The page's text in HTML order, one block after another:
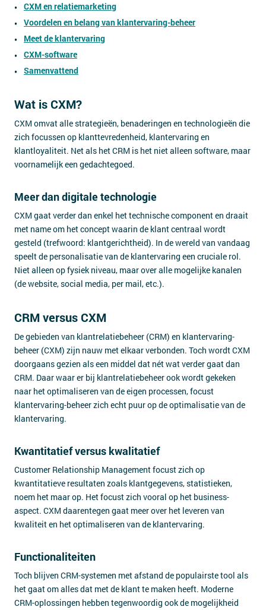
CXM en relatiemarketing
Voordelen en belang van klantervaring-beheer
Meet de klantervaring
CXM-software
Samenvattend
Wat is CXM?
CXM omvat alle strategieën, benaderingen en technologieën die
zich focussen op klanttevredenheid, klantervaring en
klantloyaliteit. Net als het CRM is het niet alleen software, maar
voornamelijk een gedachtegoed.
Meer dan digitale technologie
CXM gaat verder dan enkel het technische component en draait
met name om het concept waarin de klant centraal wordt
gesteld (trefwoord: klantgerichtheid). In de wereld van vandaag
speelt de personalisatie van de klantervaring een cruciale rol.
Niet alleen op fysiek niveau, maar over alle mogelijke kanalen
(de website, social media, per mail, etc.).
CRM versus CXM
De gebieden van klantrelatiebeheer (CRM) en klantervaring-
beheer (CXM) zijn nauw met elkaar verbonden. Toch wordt CXM
doorgaans gezien als een middel dat nét wat verder gaat dan
CRM. Daar waar er bij klantrelatiebeheer ook wordt gekeken
naar het optimaliseren van de eigen processen, focust
klantervaring-beheer zich echt puur op de optimalisatie van de
klantervaring.
Kwantitatief versus kwalitatief
Customer Relationship Management focust zich op
kwantitatieve resultaten zoals klantgegevens, statistieken,
noem het maar op. Het focust zich vooral op het business-
aspect. CXM daarentegen gaat meer over het leveren van
kwaliteit en het optimaliseren van de klantervaring.
Functionaliteiten
Toch blijven CRM-systemen met afstand de populairste tool als
het gaat om alles dat met de klant te maken heeft. Moderne
CRM-oplossingen hebben tegenwoordig ook de mogelijkheid